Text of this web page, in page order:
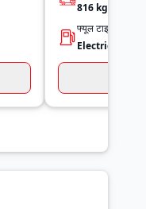
816 kg
फ्यूल टाइप
Electric